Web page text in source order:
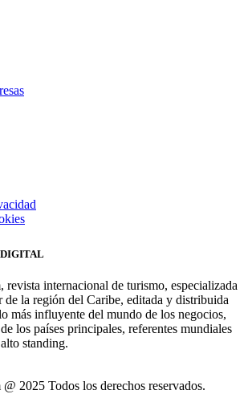
revista internacional de turismo, especializada
de la región del Caribe, editada y distribuida
más influyente del mundo de los negocios,
los países principales, referentes mundiales
standing.
2025 Todos los derechos reservados.